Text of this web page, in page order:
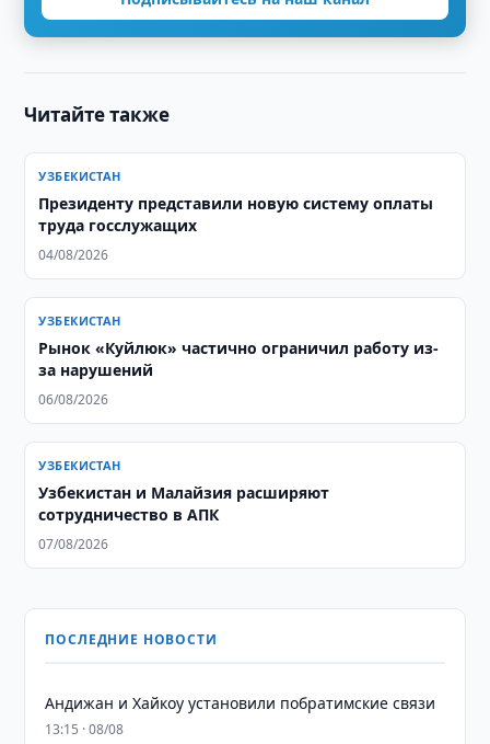
Читайте также
УЗБЕКИСТАН
Президенту представили новую систему оплаты
труда госслужащих
04/08/2026
УЗБЕКИСТАН
Рынок «Куйлюк» частично ограничил работу из-
за нарушений
06/08/2026
УЗБЕКИСТАН
Узбекистан и Малайзия расширяют
сотрудничество в АПК
07/08/2026
ПОСЛЕДНИЕ НОВОСТИ
Андижан и Хайкоу установили побратимские связи
13:15 · 08/08